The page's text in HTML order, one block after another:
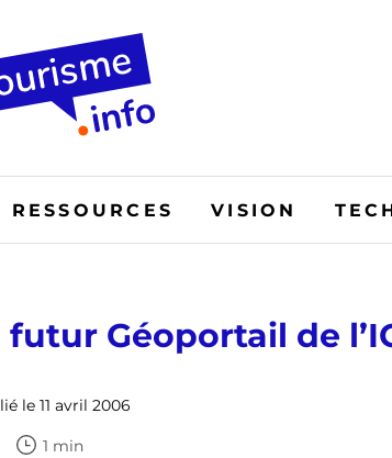
RESSOURCES VISION
Géoportail de
le 11 avril 2006
1 min